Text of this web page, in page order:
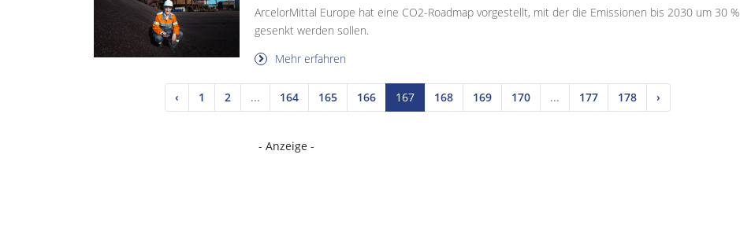
ArcelorMittal Europe hat eine CO2-Roadmap vorgestellt, mit der die Emissionen bis 2030 um 30 %
gesenkt werden sollen.
Mehr erfahren
‹ 1 2 ... 164 165 166 167 168 169 170 ... 177 178 ›
- Anzeige -